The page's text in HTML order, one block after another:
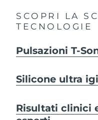
SCOPRI LA
TECNOLOGIE
Pulsazioni T-
Silicone ultra
Risultati clinici